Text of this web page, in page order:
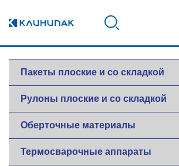
Пакеты плоские и со складкой
Рулоны плоские и со складкой
Оберточные материалы
Термосварочные аппараты